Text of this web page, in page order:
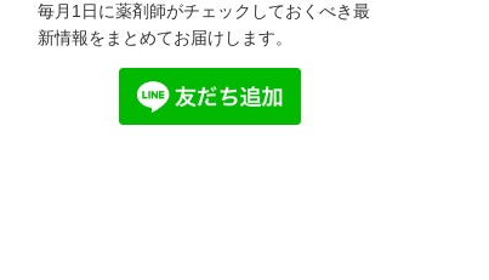
毎月1日に薬剤師がチェックしておくべき最
新情報をまとめてお届けします。